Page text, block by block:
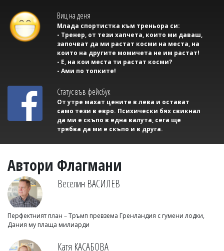
Виц на деня
Млада спортистка към треньора си:
- Тренер, от тези хапчета, които ми даваш,
започват да ми растат косми на места, на
които на другите момичета не им растат!
- Е, на кои места ти растат косми?
- Ами по топките!
Статус във фейсбук
От утре махат цените в лева и остават
само тези в евро. Психически бях свикнал
да ми е скъпо в една валута, сега ще
трябва да ми е скъпо и в друга.
Автори Флагмани
Веселин ВАСИЛЕВ
Перфектният план – Тръмп превзема Гренландия с гумени лодки,
Дания му плаща милиарди
Катя КАСАБОВА